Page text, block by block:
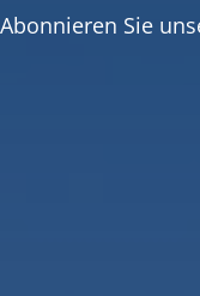
Abonnieren Sie